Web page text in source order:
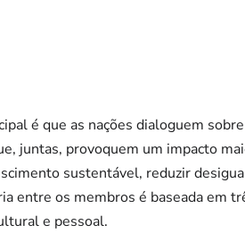
é que as nações dialoguem
juntas, provoquem um impacto
sustentável, reduzir
entre os membros é baseada em
e pessoal.